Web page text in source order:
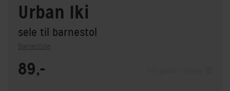
Urban Iki
sele til barnestol
Barnestole
89,-